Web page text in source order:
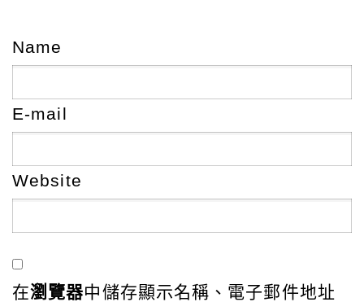
Name
E-mail
Website
在瀏覽器中儲存顯示名稱、電子郵件地址